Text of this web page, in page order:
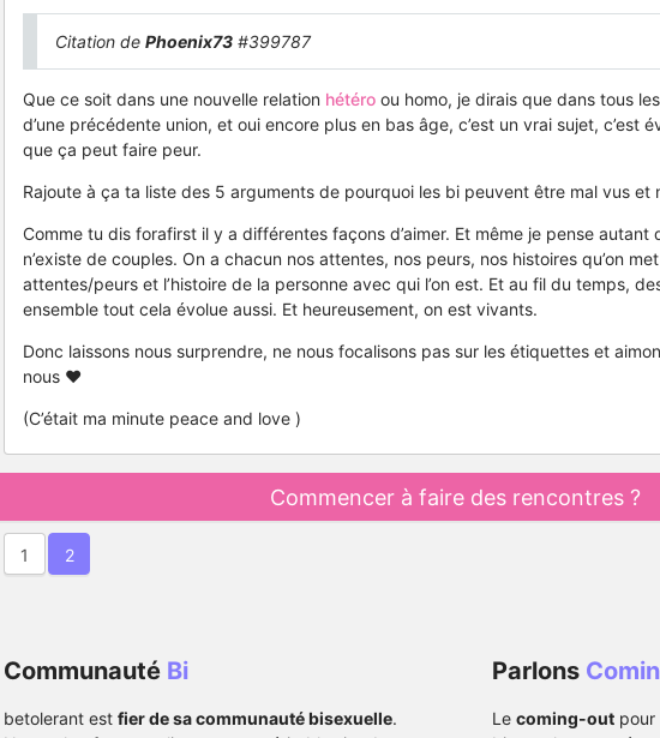
Citation de Phoenix73 #399787
Que ce soit dans une nouvelle relation hétéro ou homo, je dirais que dans tous
d’une précédente union, et oui encore plus en bas âge, c’est un vrai sujet, c’est
que ça peut faire peur.
Rajoute à ça ta liste des 5 arguments de pourquoi les bi peuvent être mal vus et
Comme tu dis forafirst il y a différentes façons d’aimer. Et même je pense autant
n’existe de couples. On a chacun nos attentes, nos peurs, nos histoires qu’on
attentes/peurs et l’histoire de la personne avec qui l’on est. Et au fil du temps,
ensemble tout cela évolue aussi. Et heureusement, on est vivants.
Donc laissons nous surprendre, ne nous focalisons pas sur les étiquettes et
nous ❤️
(C’était ma minute peace and love )
Commencer à faire des rencontres ?
1 2
Communauté Bi
betolerant est fier de sa communauté bisexuelle.
Parlons
Le coming-outpour